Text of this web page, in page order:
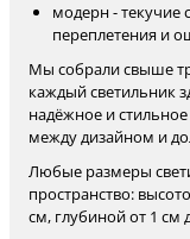
модерн - текучие
переплетения и
Мы собрали свыше
каждый светильник
надёжное и
между дизайном и
Любые размеры
пространство:
см, глубиной от 1 см